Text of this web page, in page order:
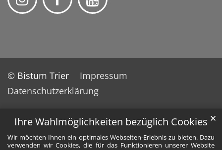
Ihre Wahlmöglichkeiten bezüglich Cookies
Wir möchten Ihnen ein optimales Webseiten-Erlebnis zu bieten. Dazu
verwenden wir Cookies, die für das Funktionieren unserer Website
✕
© Bistum Trier
Impressum
Datenschutzerklärung